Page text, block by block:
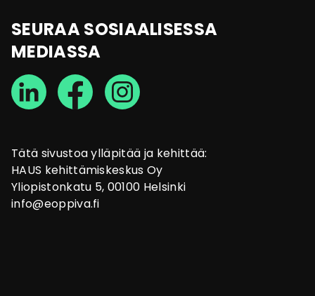
SEURAA SOSIAALISESSA
MEDIASSA
Tätä sivustoa ylläpitää ja kehittää:
HAUS kehittämiskeskus Oy
Yliopistonkatu 5, 00100 Helsinki
info@eoppiva.fi